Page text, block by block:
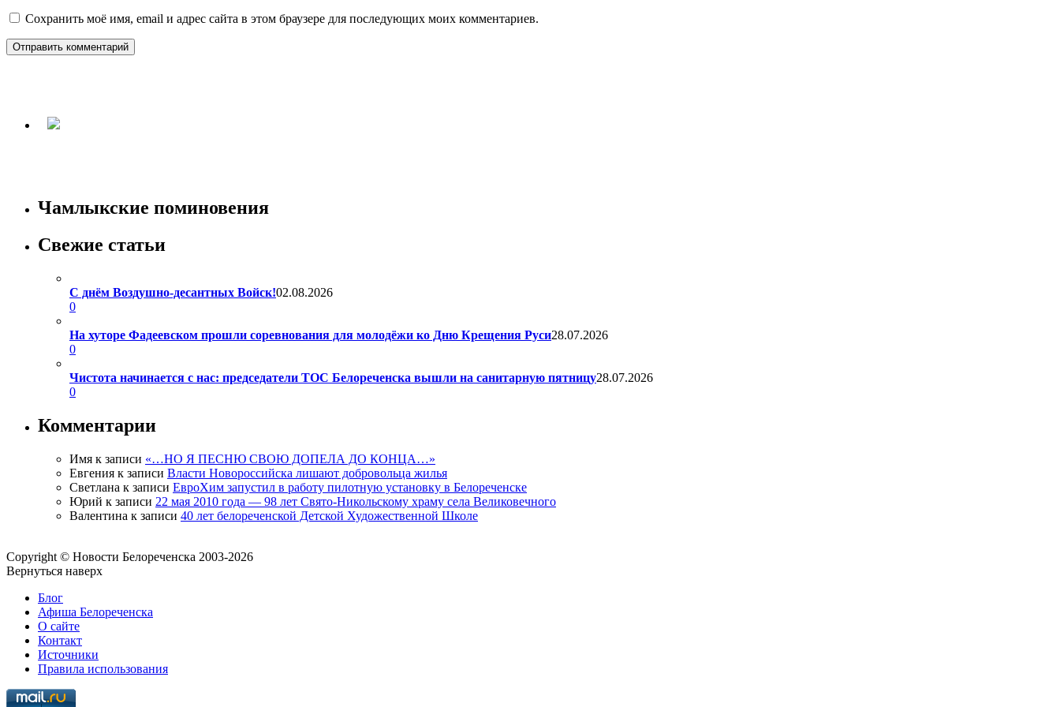
Сохранить моё имя, email и адрес сайта в этом браузере для последующих моих комментариев.
Чамлыкские поминовения
Свежие статьи
С днём Воздушно-десантных Войск!02.08.2026
0
На хуторе Фадеевском прошли соревнования для молодёжи ко Дню Крещения Руси28.07.2026
0
Чистота начинается с нас: председатели ТОС Белореченска вышли на санитарную пятницу28.07.2026
0
Комментарии
Имя к записи «…НО Я ПЕСНЮ СВОЮ ДОПЕЛА ДО КОНЦА…»
Евгения к записи Власти Новороссийска лишают добровольца жилья
Светлана к записи ЕвроХим запустил в работу пилотную установку в Белореченске
Юрий к записи 22 мая 2010 года — 98 лет Свято-Никольскому храму села Великовечного
Валентина к записи 40 лет белореченской Детской Художественной Школе
Copyright © Новости Белореченска 2003-2026
Вернуться наверх
Блог
Афиша Белореченска
О сайте
Контакт
Источники
Правила использования